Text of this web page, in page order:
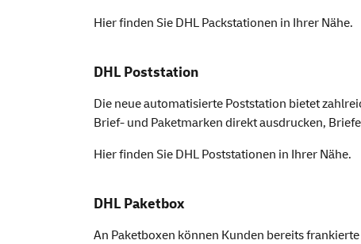
Hier finden Sie DHL Packstationen in Ihrer Nähe.
DHL Poststation
Die neue automatisierte Poststation bietet
Brief- und Paketmarken direkt ausdrucken,
Hier finden Sie DHL Poststationen in Ihrer Nähe.
DHL Paketbox
An Paketboxen können Kunden bereits